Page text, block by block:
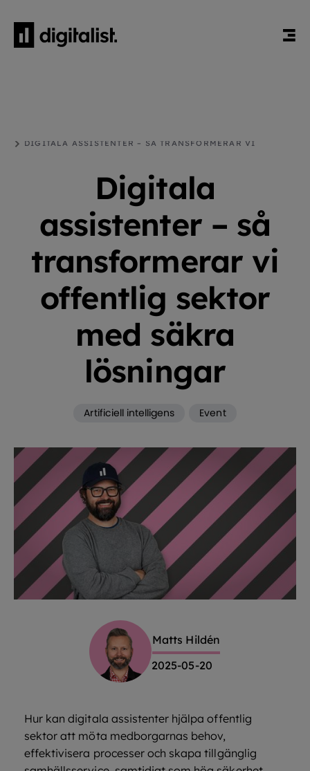
DIGITALA ASSISTENTER – SÅ TRANSFORMERAR VI
Digitala
assistenter – så
transformerar vi
offentlig sektor
med säkra
lösningar
Artificiell intelligens Event
Matts Hildén
2025-05-20
Hur kan digitala assistenter hjälpa offentlig
sektor att möta medborgarnas behov,
effektivisera processer och skapa tillgänglig